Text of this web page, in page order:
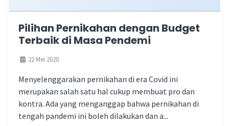
Pilihan Pernikahan dengan Budget
Terbaik di Masa Pendemi
22 Mei 2020
Menyelenggarakan pernikahan di era Covid ini
merupakan salah satu hal cukup membuat pro dan
kontra. Ada yang menganggap bahwa pernikahan di
tengah pandemi ini boleh dilakukan dan a...